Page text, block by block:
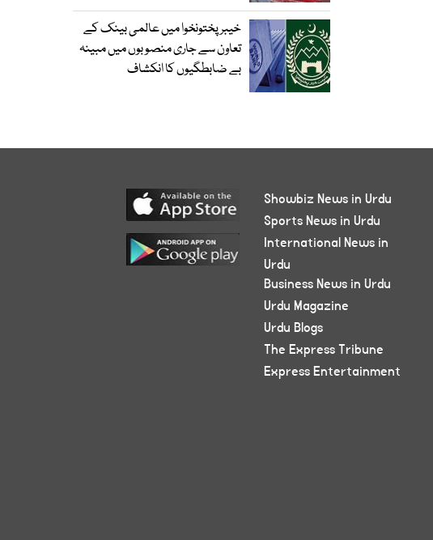
خیبرپختونخوا میں عالمی بینک کے
تعاون سے جاری منصوبوں میں مبینہ
بے ضابطگیوں کا انکشاف
Showbiz News in Urdu
Sports News in Urdu
International News in
Urdu
Business News in Urdu
Urdu Magazine
Urdu Blogs
The Express Tribune
Express Entertainment